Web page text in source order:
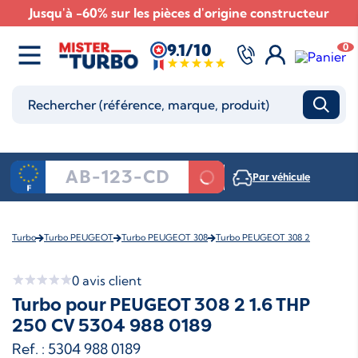
Jusqu'à -60% sur les pièces d'origine constructeur
9.1/10 0
Par véhicule
Turbo Turbo PEUGEOT Turbo PEUGEOT 308 Turbo PEUGEOT 308 2
0 avis client
Turbo pour PEUGEOT 308 2 1.6 THP
250 CV 5304 988 0189
Ref. : 5304 988 0189